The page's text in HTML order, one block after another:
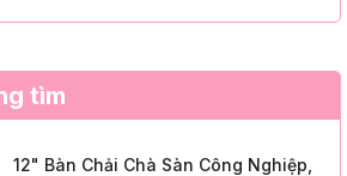
tìm
12" Bàn Chải Chà Sàn Công Nghiệp,